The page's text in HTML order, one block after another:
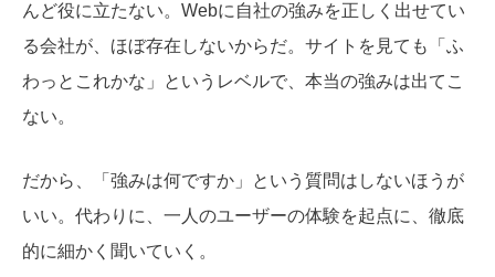
んど役に立たない。Webに自社の強みを正しく出せてい
る会社が、ほぼ存在しないからだ。サイトを見ても「ふ
わっとこれかな」というレベルで、本当の強みは出てこ
ない。
だから、「強みは何ですか」という質問はしないほうが
いい。代わりに、一人のユーザーの体験を起点に、徹底
的に細かく聞いていく。